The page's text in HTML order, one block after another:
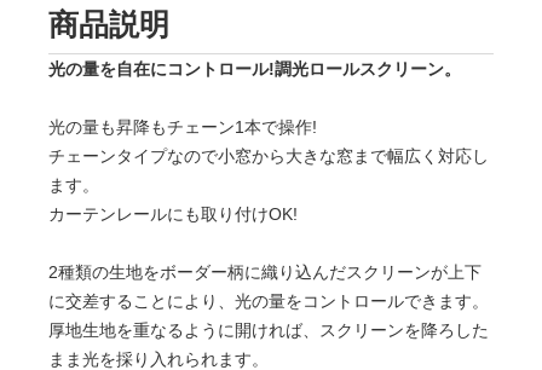
商品説明
光の量を自在にコントロール!調光ロールスクリーン。
光の量も昇降もチェーン1本で操作!
チェーンタイプなので小窓から大きな窓まで幅広く対応し
ます。
カーテンレールにも取り付けOK!
2種類の生地をボーダー柄に織り込んだスクリーンが上下
に交差することにより、光の量をコントロールできます。
厚地生地を重なるように開ければ、スクリーンを降ろした
まま光を採り入れられます。